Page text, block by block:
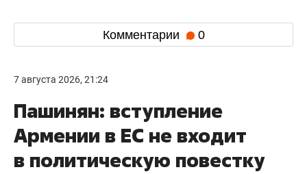
Комментарии 0
7 августа 2026, 21:24
Пашинян: вступление
Армении в ЕС не входит
в политическую повестку